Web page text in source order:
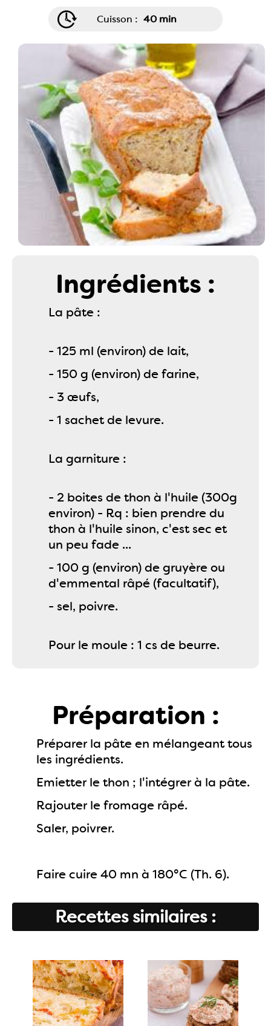
Cuisson : 40 min
Ingrédients :
La pâte :
- 125 ml (environ) de lait,
- 150 g (environ) de farine,
- 3 œufs,
- 1 sachet de levure.
La garniture :
- 2 boites de thon à l'huile (300g
environ) - Rq : bien prendre du
thon à l'huile sinon, c'est sec et
un peu fade ...
- 100 g (environ) de gruyère ou
d'emmental râpé (facultatif),
- sel, poivre.
Pour le moule : 1 cs de beurre.
Préparation :
Préparer la pâte en mélangeant tous
les ingrédients.
Emietter le thon ; l'intégrer à la pâte.
Rajouter le fromage râpé.
Saler, poivrer.
Faire cuire 40 mn à 180°C (Th. 6).
Recettes similaires :